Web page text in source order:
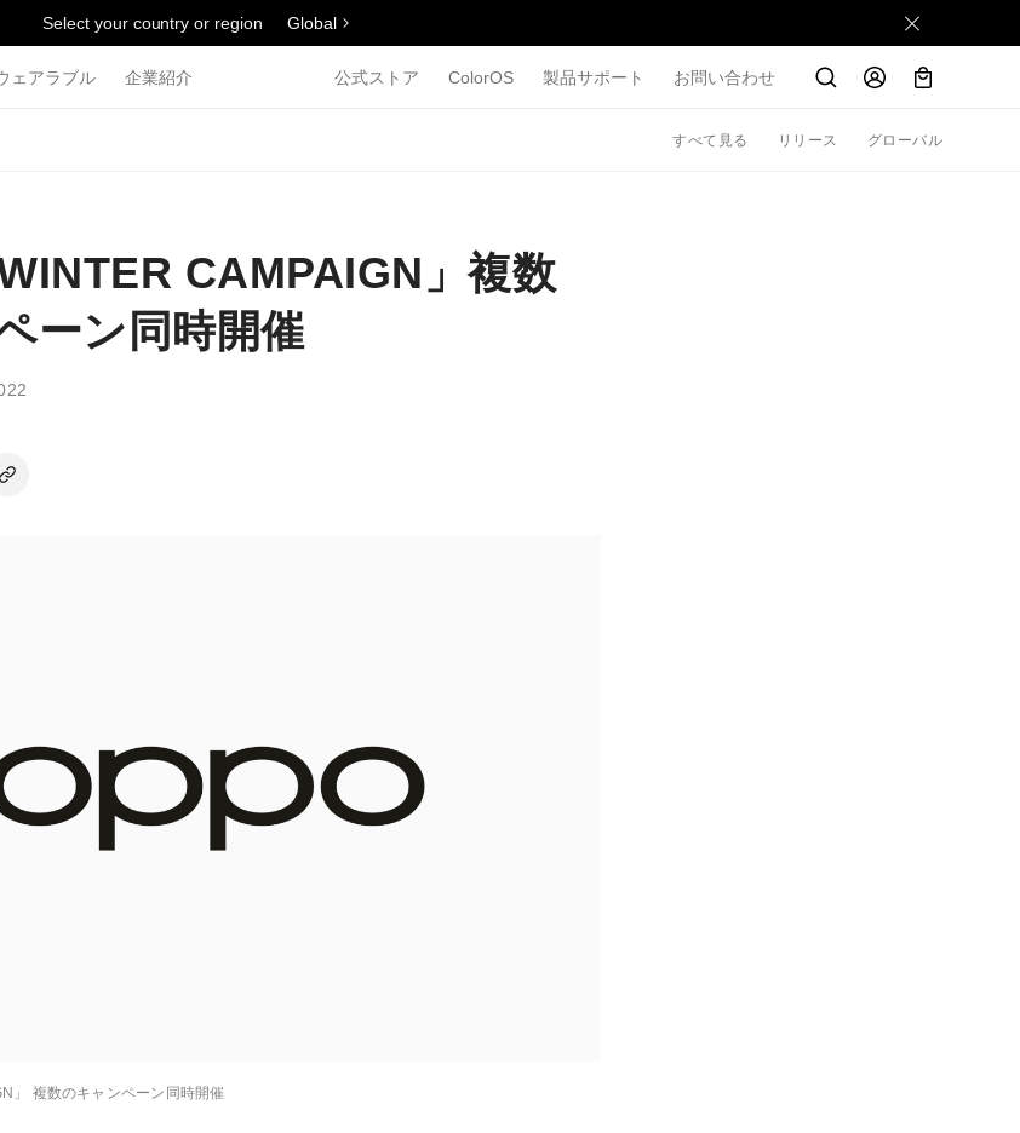
Select your country or region Global
ェアラブル 企業紹介 公式ストア ColorOS 製品サポート お問い合わせ
すべて見る リリース グローバル
WINTER CAMPAIGN」複数
ーン同時開催
」 複数のキャンペーン同時開催